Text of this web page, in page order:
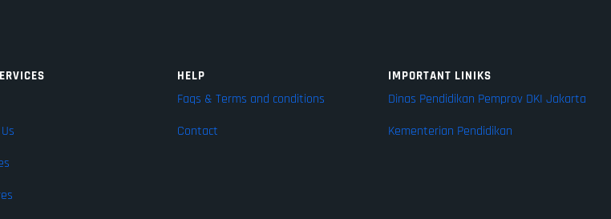
HELP
Faqs & Terms and conditions
Contact
IMPORTANT LINIKS
Dinas Pendidikan Pemprov DKI Jakarta
Kementerian Pendidikan